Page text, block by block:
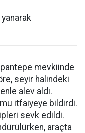
mevkiinde
seyir halindeki
alev aldı.
itfaiyeye bildirdi.
sevk edildi.
araçta